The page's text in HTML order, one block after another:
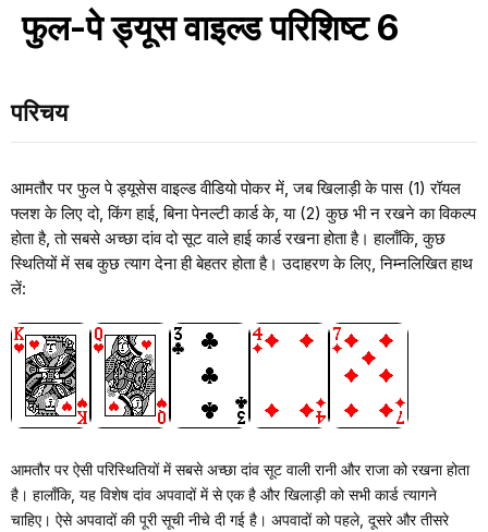
फुल-पे ड्यूस वाइल्ड परिशिष्ट 6
परिचय
आमतौर पर फुल पे ड्यूसेस वाइल्ड वीडियो पोकर में, जब खिलाड़ी के पास (1) रॉयल
फ्लश के लिए दो, किंग हाई, बिना पेनल्टी कार्ड के, या (2) कुछ भी न रखने का विकल्प
होता है, तो सबसे अच्छा दांव दो सूट वाले हाई कार्ड रखना होता है। हालाँकि, कुछ
स्थितियों में सब कुछ त्याग देना ही बेहतर होता है। उदाहरण के लिए, निम्नलिखित हाथ
लें:
आमतौर पर ऐसी परिस्थितियों में सबसे अच्छा दांव सूट वाली रानी और राजा को रखना होता
है। हालाँकि, यह विशेष दांव अपवादों में से एक है और खिलाड़ी को सभी कार्ड त्यागने
चाहिए। ऐसे अपवादों की पूरी सूची नीचे दी गई है। अपवादों को पहले, दूसरे और तीसरे